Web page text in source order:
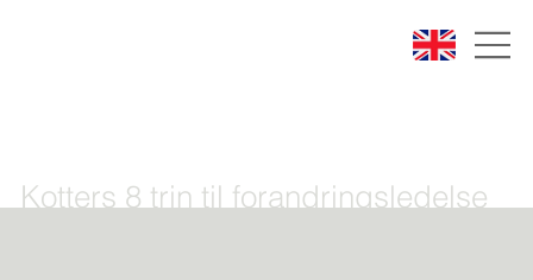
Kotters 8 trin til forandringsledelse